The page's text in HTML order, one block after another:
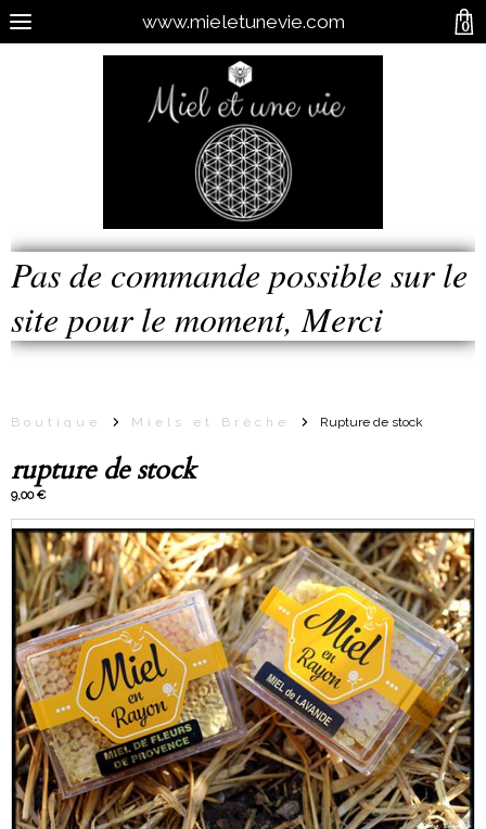
www.mieletunevie.com
Pas de commande possible sur le
site pour le moment, Merci
Boutique Miels et Brèche Rupture de stock
rupture de stock
9,00 €
0